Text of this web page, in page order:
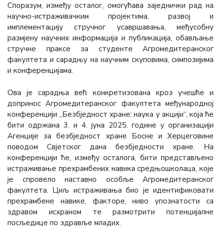
Споразум, између осталог, омогућава заједнички рад на
научно-истраживачким пројектима, развој и
имплементацију стручног усавршавања, међусобну
размјену научних информација и публикација, обављање
стручне праксе за студенте Агромедитеранског
факултета и сарадњу на научним скуповима, симпозијима
и конференцијама.
Ова је сарадња већ конкретизована кроз учешће и
допринос Агромедитеранског факултета међународној
конференцији „Безбједност хране: наука у акцији“, која ће
бити одржана 3. и 4. јуна 2025. године у организацији
Агенције за безбједност хране Босне и Херцеговине
поводом Свјетског дана безбједности хране. На
конференцији ће, између осталога, бити представљено
истраживање прехрамбених навика средњошколаца, које
је спровело наставно особље Агромедитеранског
факултета. Циљ истраживања био је идентификовати
прехрамбене навике, факторе, ниво упознатости са
здравом исхраном те размотрити потенцијалне
посљедице по здравље младих.